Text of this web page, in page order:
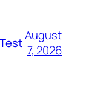
August
7, 2026